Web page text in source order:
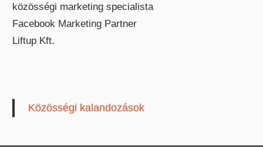
közösségi marketing specialista
Facebook Marketing Partner
Liftup Kft.
Közösségi kalandozások